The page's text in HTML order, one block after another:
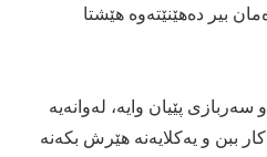
بیر دەهێنێتەوە هێشتا
پێیان وایە، لەوانەیە
ببن و یەكلایەنە هێرش بكەنە